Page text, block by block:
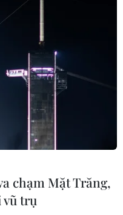
chạm Mặt Trăng,
vũ trụ